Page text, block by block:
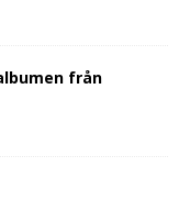
från